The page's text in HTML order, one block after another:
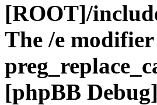
[ROOT]/
The /e
[phpBB